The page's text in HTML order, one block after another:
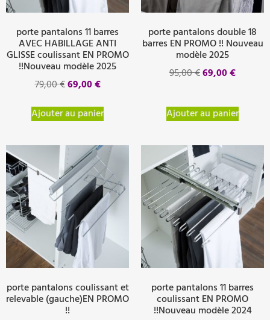
porte pantalons 11 barres
AVEC HABILLAGE ANTI
GLISSE coulissant EN PROMO
!!Nouveau modèle 2025
79,00€69,00€
Ajouter au panier
porte pantalons double 18
barres EN PROMO !! Nouveau
modèle 2025
95,00€69,00€
Ajouter au panier
porte pantalons coulissant et
relevable (gauche)EN PROMO
!!
porte pantalons 11 barres
coulissant EN PROMO
!!Nouveau modèle 2024